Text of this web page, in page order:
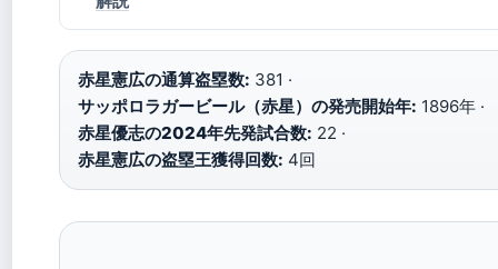
赤星憲広の通算盗塁数: 381 ·
サッポロラガービール（赤星）の発売開始年: 1896年 ·
赤星優志の2024年先発試合数: 22 ·
赤星憲広の盗塁王獲得回数: 4回